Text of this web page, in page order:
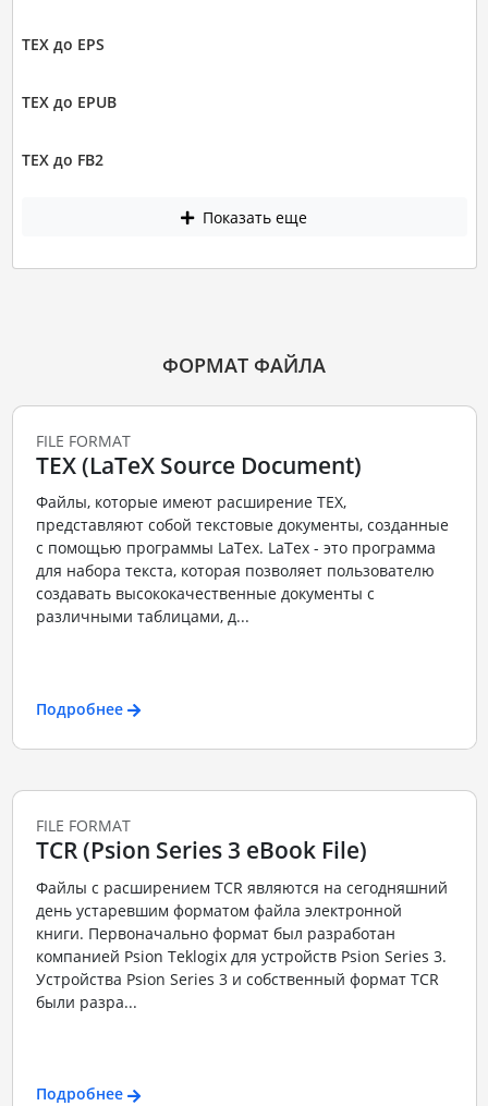
TEX до EPS
TEX до EPUB
TEX до FB2
Показать еще
ФОРМАТ ФАЙЛА
FILE FORMAT
TEX (LaTeX Source Document)
Файлы, которые имеют расширение TEX,
представляют собой текстовые документы, созданные
с помощью программы LaTex. LaTex - это программа
для набора текста, которая позволяет пользователю
создавать высококачественные документы с
различными таблицами, д...
Подробнее
FILE FORMAT
TCR (Psion Series 3 eBook File)
Файлы с расширением TCR являются на сегодняшний
день устаревшим форматом файла электронной
книги. Первоначально формат был разработан
компанией Psion Teklogix для устройств Psion Series 3.
Устройства Psion Series 3 и собственный формат TCR
были разра...
Подробнее